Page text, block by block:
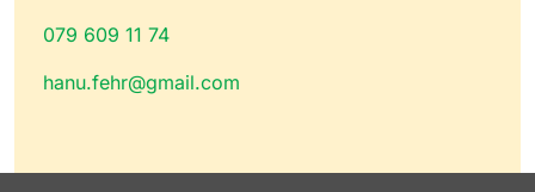
079 609 11 74
hanu.fehr@gmail.com